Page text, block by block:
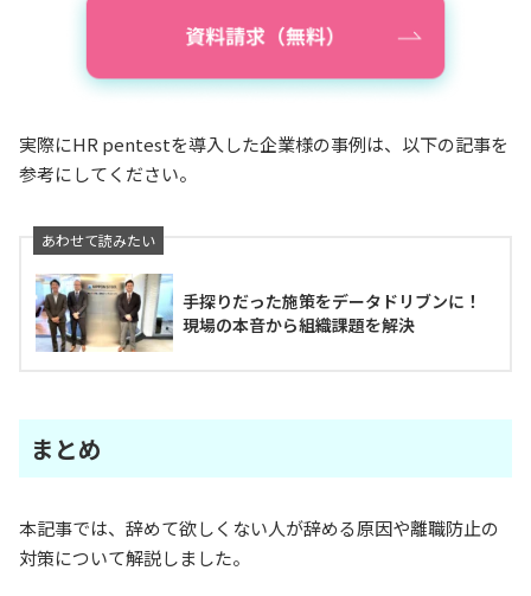
実際にHR pentestを導入した企業様の事例は、以下の記事を
参考にしてください。
手探りだった施策をデータドリブンに！
現場の本音から組織課題を解決
まとめ
本記事では、辞めて欲しくない人が辞める原因や離職防止の
対策について解説しました。